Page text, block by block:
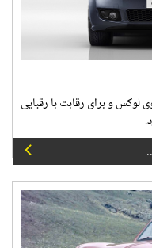
و برای رقابت با رقبایی